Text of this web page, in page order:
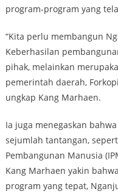
program-program yang
“Kita perlu membangun
Keberhasilan
pihak, melainkan
pemerintah daerah,
ungkap Kang Marhaen.
Ia juga menegaskan
sejumlah tantangan,
Pembangunan Manusia
Kang Marhaen yakin
program yang tepat,